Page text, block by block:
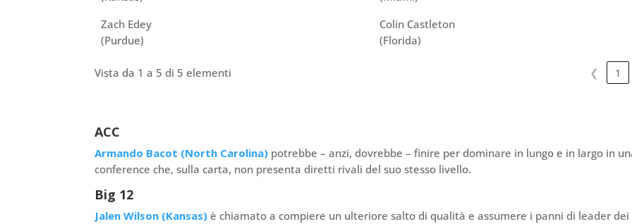
Zach Edey
(Purdue)
Colin Castleton
(Florida)
Vista da 1 a 5 di 5 elementi ❮ 1
ACC
Armando Bacot (North Carolina) potrebbe – anzi, dovrebbe – finire per dominare in lungo e in largo in
conference che, sulla carta, non presenta diretti rivali del suo stesso livello.
Big 12
Jalen Wilson (Kansas) è chiamato a compiere un ulteriore salto di qualità e assumere i panni di leader dei